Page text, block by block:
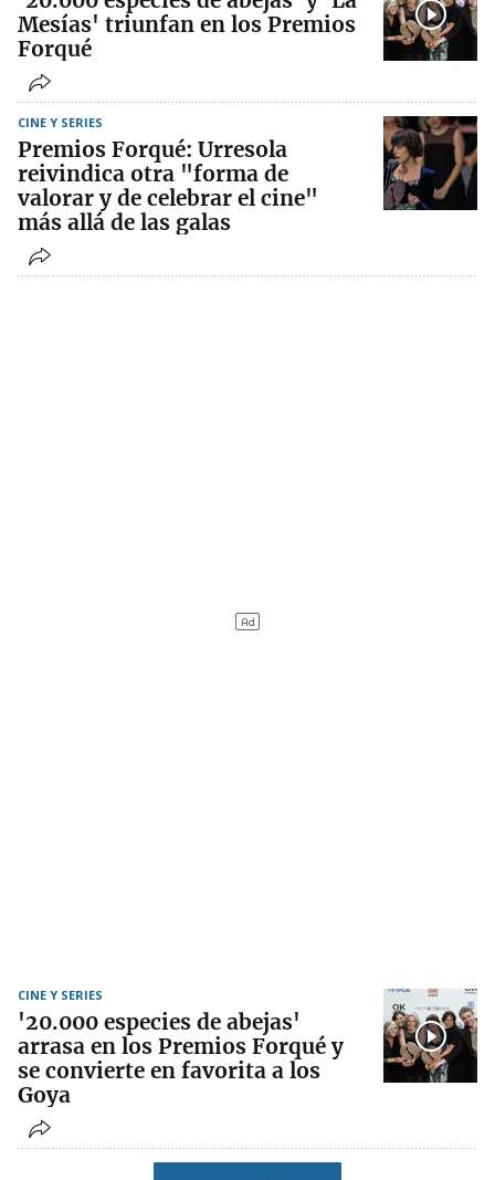
Mesías' triunfan en los Premios
Forqué
CINE Y SERIES
Premios Forqué: Urresola
reivindica otra "forma de
valorar y de celebrar el cine"
más allá de las galas
CINE Y SERIES
'20.000 especies de abejas'
arrasa en los Premios Forqué y
se convierte en favorita a los
Goya